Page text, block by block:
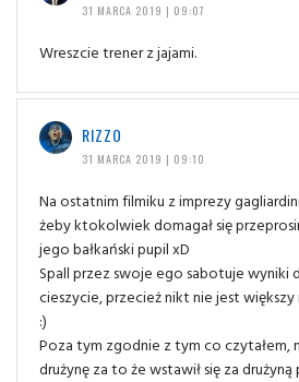
31 MARCA 2019 | 09:07
Wreszcie trener z jajami.
RIZZO
31 MARCA 2019 | 09:10
Na ostatnim filmiku z imprezy
żeby ktokolwiek domagał się
jego bałkański pupil xD
Spall przez swoje ego sabotuje wyniki
cieszycie, przecież nikt nie jest
:)
Poza tym zgodnie z tym co czytałem,
drużynę za to że wstawił się za